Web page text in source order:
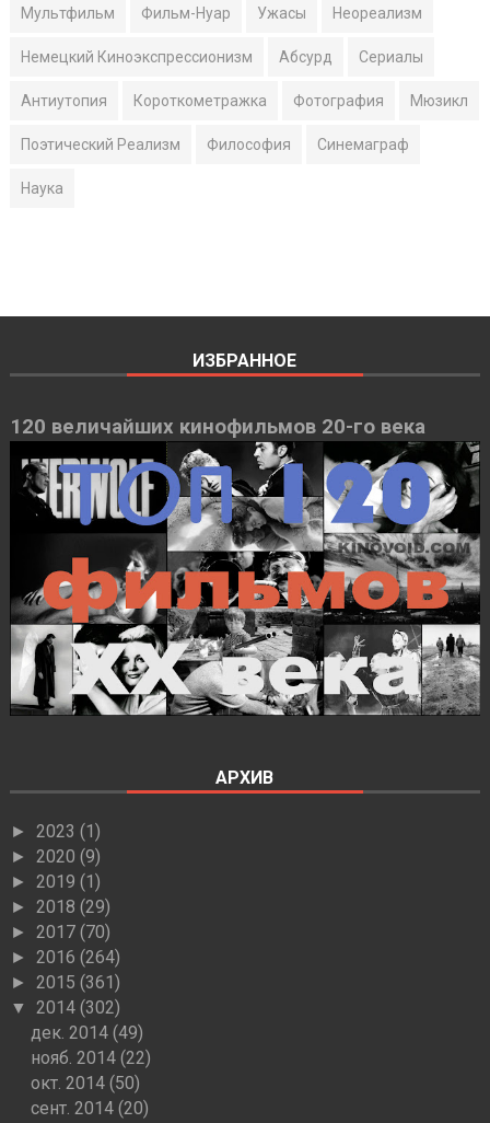
Мультфильм Фильм-Нуар Ужасы Неореализм
Немецкий Киноэкспрессионизм Абсурд Сериалы
Антиутопия Короткометражка Фотография Мюзикл
Поэтический Реализм Философия Синемаграф
Наука
ИЗБРАННОЕ
120 величайших кинофильмов 20-го века
АРХИВ
► 2023 (1)
► 2020 (9)
► 2019 (1)
► 2018 (29)
► 2017 (70)
► 2016 (264)
► 2015 (361)
▼ 2014 (302)
дек. 2014(49)
нояб. 2014(22)
окт. 2014(50)
сент. 2014(20)